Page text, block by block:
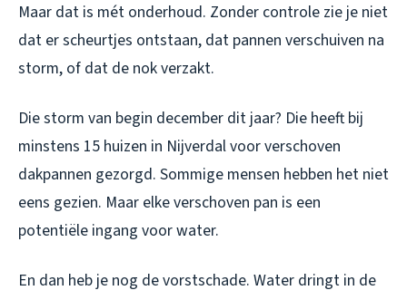
Maar dat is mét onderhoud. Zonder controle zie je niet
dat er scheurtjes ontstaan, dat pannen verschuiven na
storm, of dat de nok verzakt.
Die storm van begin december dit jaar? Die heeft bij
minstens 15 huizen in Nijverdal voor verschoven
dakpannen gezorgd. Sommige mensen hebben het niet
eens gezien. Maar elke verschoven pan is een
potentiële ingang voor water.
En dan heb je nog de vorstschade. Water dringt in de